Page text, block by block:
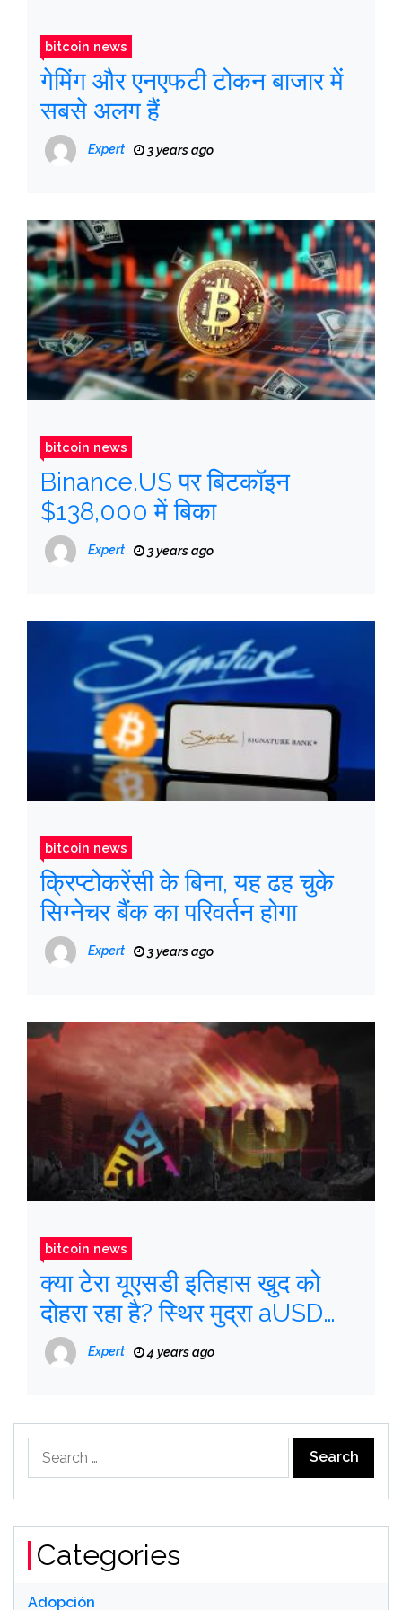
bitcoin news
गेमिंग और एनएफटी टोकन बाजार में
सबसे अलग हैं
Expert 3 years ago
bitcoin news
Binance.US पर बिटकॉइन
$138,000 में बिका
Expert 3 years ago
bitcoin news
क्रिप्टोकरेंसी के बिना, यह ढह चुके
सिग्नेचर बैंक का परिवर्तन होगा
Expert 3 years ago
bitcoin news
क्या टेरा यूएसडी इतिहास खुद को
दोहरा रहा है? स्थिर मुद्रा aUSD
अपना खूंटी खो देता है
Expert 4 years ago
for:
Categories
Adopción